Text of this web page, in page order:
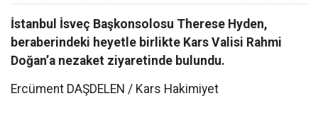
İstanbul İsveç Başkonsolosu Therese Hyden,
beraberindeki heyetle birlikte Kars Valisi Rahmi
Doğan’a nezaket ziyaretinde bulundu.
Ercüment DAŞDELEN / Kars Hakimiyet